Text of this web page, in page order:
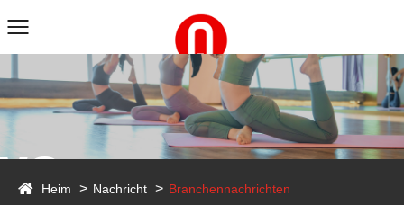
Heim Nachricht Branchennachrichten